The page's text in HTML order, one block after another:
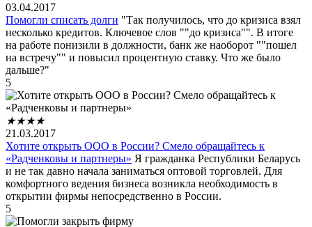
03.04.2017
Помогли списать долги "Так получилось, что до кризиса взял
несколько кредитов. Ключевое слов ""до кризиса"". В итоге
на работе понизили в должности, банк же наоборот ""пошел
на встречу"" и повысил процентную ставку. Что же было
дальше?"
5
★★★★
21.03.2017
Хотите открыть ООО в России? Смело обращайтесь к
«Радченковы и партнеры» Я гражданка Республики Беларусь
и не так давно начала заниматься оптовой торговлей. Для
комфортного ведения бизнеса возникла необходимость в
открытии фирмы непосредственно в России.
5